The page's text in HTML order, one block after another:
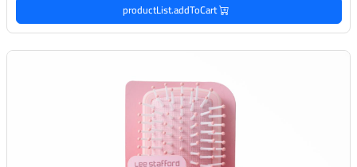
productList.addToCart